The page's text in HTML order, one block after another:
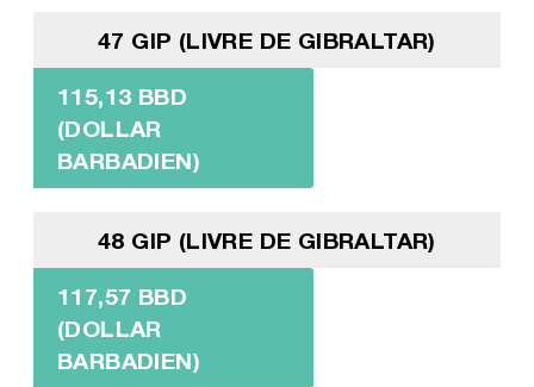
47 GIP (LIVRE DE GIBRALTAR)
115,13 BBD
(DOLLAR
BARBADIEN)
48 GIP (LIVRE DE GIBRALTAR)
117,57 BBD
(DOLLAR
BARBADIEN)